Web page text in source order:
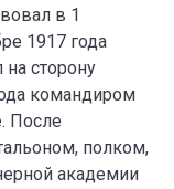
в 1
1917 года
сторону
командиром
После
полком,
академии